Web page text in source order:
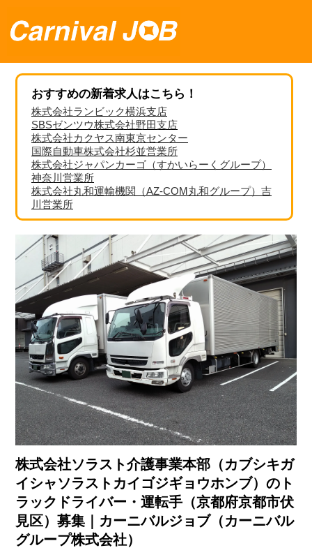
おすすめの新着求人はこちら！
株式会社ランビック横浜支店
SBSゼンツウ株式会社野田支店
株式会社カクヤス南東京センター
国際自動車株式会社杉並営業所
株式会社ジャパンカーゴ（すかいらーくグループ）
神奈川営業所
株式会社丸和運輸機関（AZ-COM丸和グループ）吉
川営業所
株式会社ソラスト介護事業本部（カブシキガ
イシャソラストカイゴジギョウホンブ）のト
ラックドライバー・運転手（京都府京都市伏
見区）募集｜カーニバルジョブ（カーニバル
グループ株式会社）